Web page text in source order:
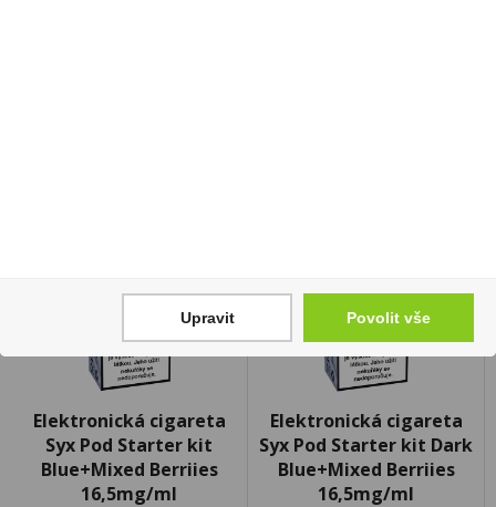
Elektronická cigareta
Syx Pod Starter kit
Blue+Mixed Berriies
16,5mg/ml
Elektronická cigareta
Syx Pod Starter kit Dark
Blue+Mixed Berriies
16,5mg/ml
Upravit Povolit vše